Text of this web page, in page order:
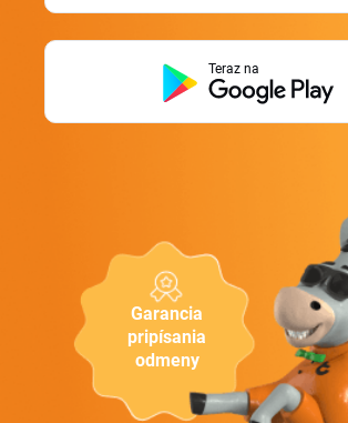
Garancia
pripísania
odmeny
Teraz na